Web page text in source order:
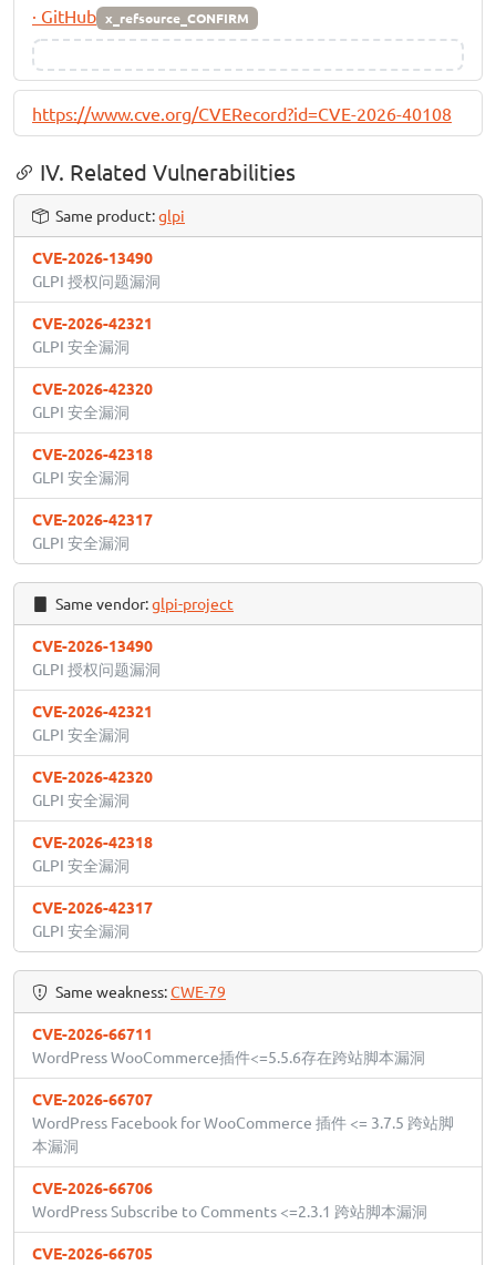
· GitHub x_refsource_CONFIRM
https://www.cve.org/CVERecord?id=CVE-2026-40108
IV. Related Vulnerabilities
Same product:glpi
CVE-2026-13490
GLPI 授权问题漏洞
CVE-2026-42321
GLPI 安全漏洞
CVE-2026-42320
GLPI 安全漏洞
CVE-2026-42318
GLPI 安全漏洞
CVE-2026-42317
GLPI 安全漏洞
Same vendor:glpi-project
CVE-2026-13490
GLPI 授权问题漏洞
CVE-2026-42321
GLPI 安全漏洞
CVE-2026-42320
GLPI 安全漏洞
CVE-2026-42318
GLPI 安全漏洞
CVE-2026-42317
GLPI 安全漏洞
Same weakness:CWE-79
CVE-2026-66711
WordPress WooCommerce插件<=5.5.6存在跨站脚本漏洞
CVE-2026-66707
WordPress Facebook for WooCommerce 插件 <= 3.7.5 跨站脚
本漏洞
CVE-2026-66706
WordPress Subscribe to Comments <=2.3.1 跨站脚本漏洞
CVE-2026-66705